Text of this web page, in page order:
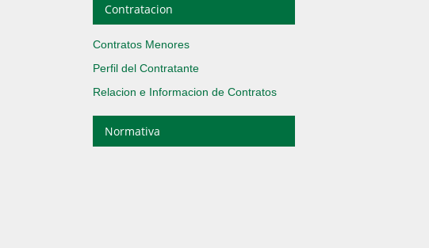
Contratacion
Contratos Menores
Perfil del Contratante
Relacion e Informacion de Contratos
Normativa